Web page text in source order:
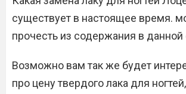
существует в настоящее время.
прочесть из содержания в данной
Возможно вам так же будет
про цену твердого лака для